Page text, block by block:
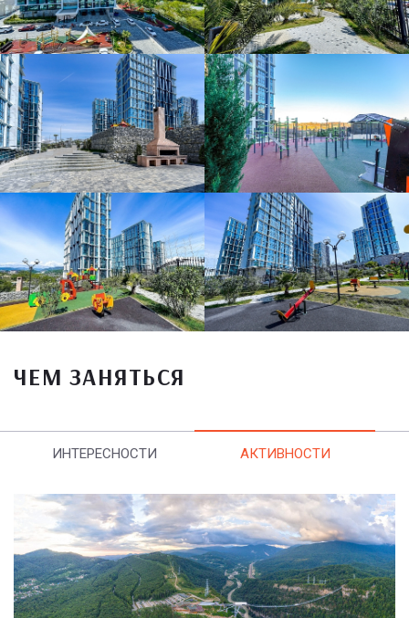
ЧЕМ ЗАНЯТЬСЯ
ИНТЕРЕСНОСТИ АКТИВНОСТИ